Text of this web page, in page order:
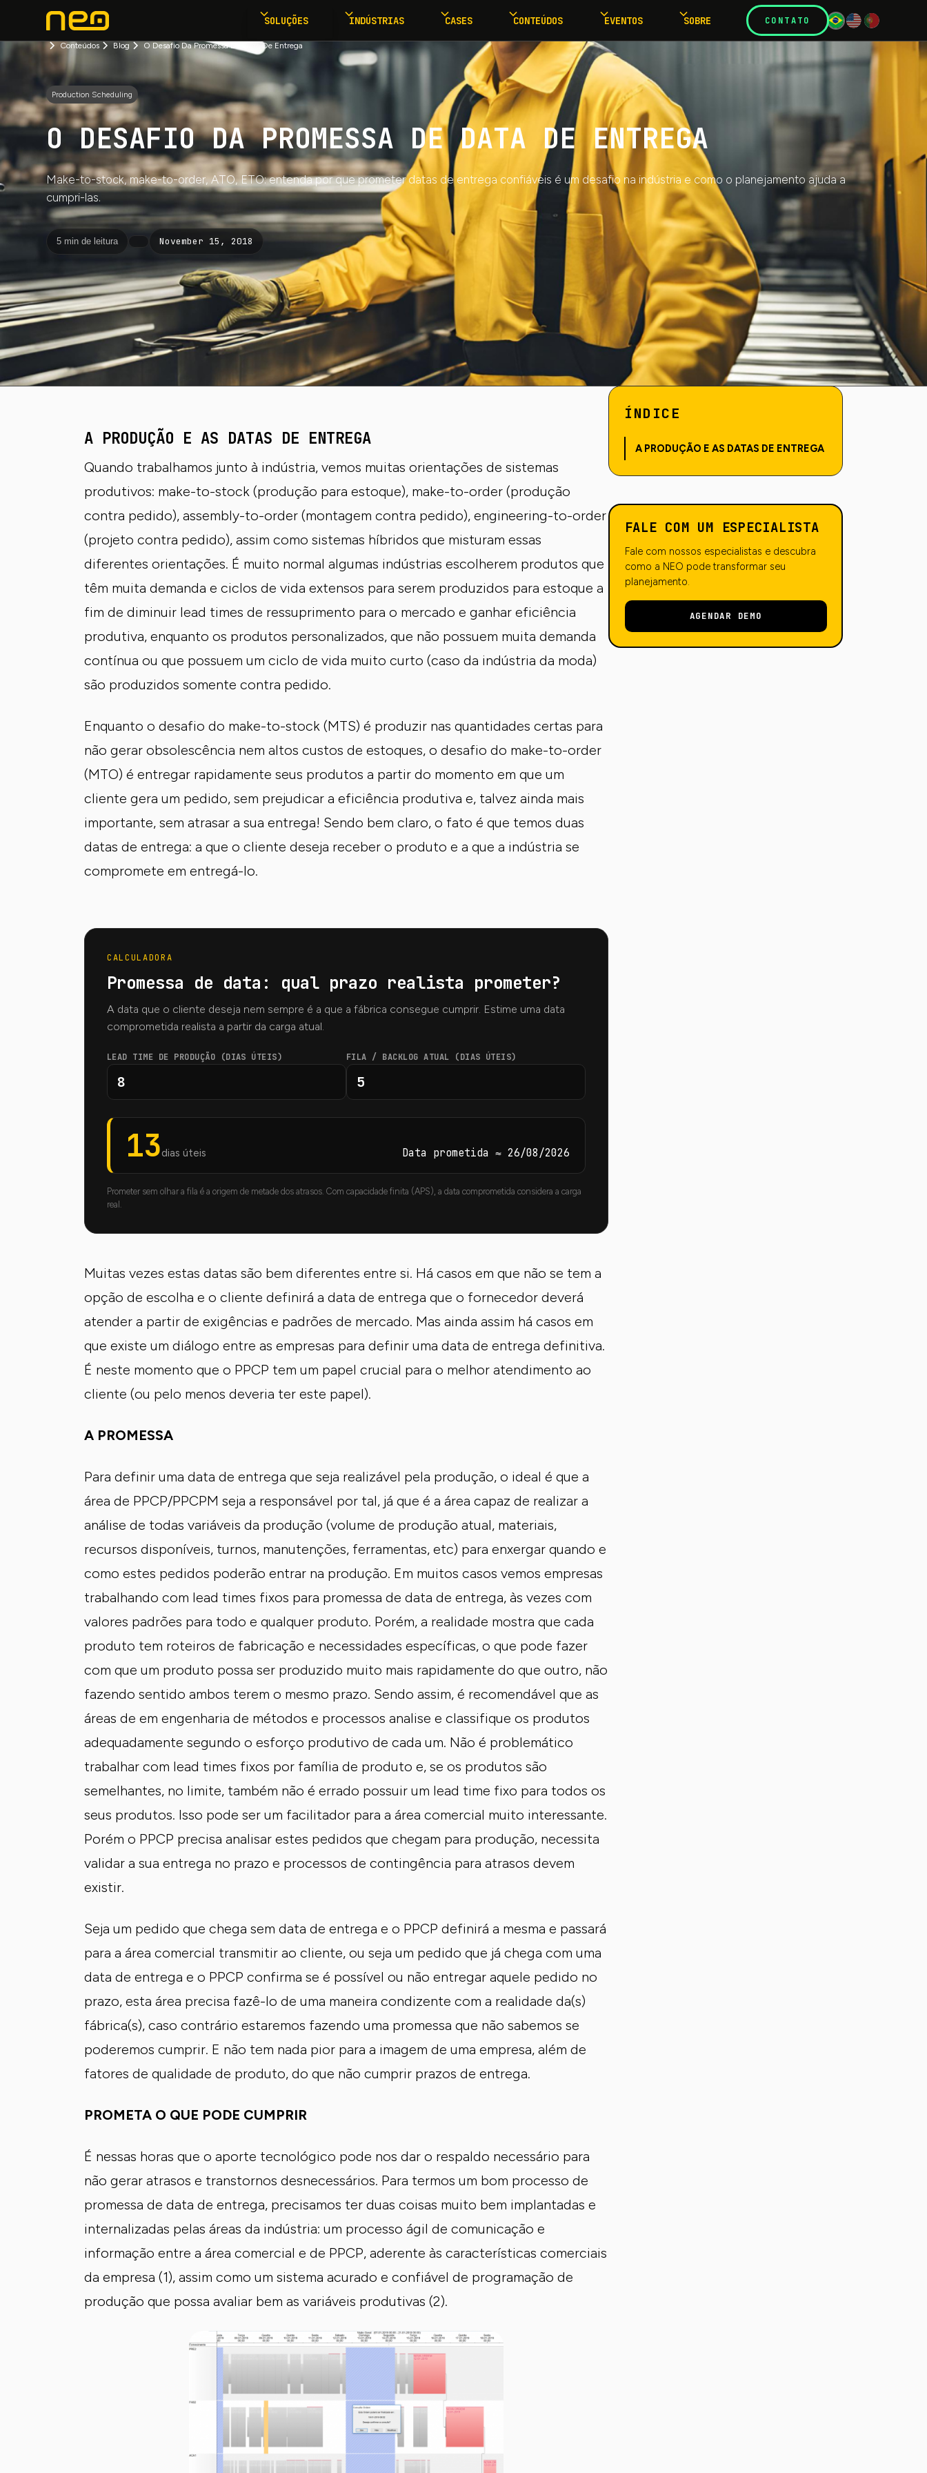
SOLUÇÕES INDÚSTRIAS CASES CONTEÚDOS EVENTOS SOBRE CONTATO
Conteúdos Blog O Desafio Da Promessa De Data De Entrega
Production Scheduling
O DESAFIO DA PROMESSA DE DATA DE ENTREGA
Make-to-stock, make-to-order, ATO, ETO: entenda por que prometer datas de entrega confiáveis é um desafio na indústria e como o planejamento ajuda a
cumpri-las.
5 min de leitura November 15, 2018
A PRODUÇÃO E AS DATAS DE ENTREGA
Quando trabalhamos junto à indústria, vemos muitas orientações de sistemas
produtivos: make-to-stock (produção para estoque), make-to-order (produção
contra pedido), assembly-to-order (montagem contra pedido), engineering-to-order
(projeto contra pedido), assim como sistemas híbridos que misturam essas
diferentes orientações. É muito normal algumas indústrias escolherem produtos que
têm muita demanda e ciclos de vida extensos para serem produzidos para estoque a
fim de diminuir lead times de ressuprimento para o mercado e ganhar eficiência
produtiva, enquanto os produtos personalizados, que não possuem muita demanda
contínua ou que possuem um ciclo de vida muito curto (caso da indústria da moda)
são produzidos somente contra pedido.
Enquanto o desafio do make-to-stock (MTS) é produzir nas quantidades certas para
não gerar obsolescência nem altos custos de estoques, o desafio do make-to-order
(MTO) é entregar rapidamente seus produtos a partir do momento em que um
cliente gera um pedido, sem prejudicar a eficiência produtiva e, talvez ainda mais
importante, sem atrasar a sua entrega! Sendo bem claro, o fato é que temos duas
datas de entrega: a que o cliente deseja receber o produto e a que a indústria se
compromete em entregá-lo.
CALCULADORA
Promessa de data: qual prazo realista prometer?
A data que o cliente deseja nem sempre é a que a fábrica consegue cumprir. Estime uma data
comprometida realista a partir da carga atual.
LEAD TIME DE PRODUÇÃO (DIAS ÚTEIS) FILA / BACKLOG ATUAL (DIAS ÚTEIS)
13dias úteis Data prometida ≈ 26/08/2026
Prometer sem olhar a fila é a origem de metade dos atrasos. Com capacidade finita (APS), a data comprometida considera a carga
real.
Muitas vezes estas datas são bem diferentes entre si. Há casos em que não se tem a
opção de escolha e o cliente definirá a data de entrega que o fornecedor deverá
atender a partir de exigências e padrões de mercado. Mas ainda assim há casos em
que existe um diálogo entre as empresas para definir uma data de entrega definitiva.
É neste momento que o PPCP tem um papel crucial para o melhor atendimento ao
cliente (ou pelo menos deveria ter este papel).
A PROMESSA
Para definir uma data de entrega que seja realizável pela produção, o ideal é que a
área de PPCP/PPCPM seja a responsável por tal, já que é a área capaz de realizar a
análise de todas variáveis da produção (volume de produção atual, materiais,
recursos disponíveis, turnos, manutenções, ferramentas, etc) para enxergar quando e
como estes pedidos poderão entrar na produção. Em muitos casos vemos empresas
trabalhando com lead times fixos para promessa de data de entrega, às vezes com
valores padrões para todo e qualquer produto. Porém, a realidade mostra que cada
produto tem roteiros de fabricação e necessidades específicas, o que pode fazer
com que um produto possa ser produzido muito mais rapidamente do que outro, não
fazendo sentido ambos terem o mesmo prazo. Sendo assim, é recomendável que as
áreas de em engenharia de métodos e processos analise e classifique os produtos
adequadamente segundo o esforço produtivo de cada um. Não é problemático
trabalhar com lead times fixos por família de produto e, se os produtos são
semelhantes, no limite, também não é errado possuir um lead time fixo para todos os
seus produtos. Isso pode ser um facilitador para a área comercial muito interessante.
Porém o PPCP precisa analisar estes pedidos que chegam para produção, necessita
validar a sua entrega no prazo e processos de contingência para atrasos devem
existir.
Seja um pedido que chega sem data de entrega e o PPCP definirá a mesma e passará
para a área comercial transmitir ao cliente, ou seja um pedido que já chega com uma
data de entrega e o PPCP confirma se é possível ou não entregar aquele pedido no
prazo, esta área precisa fazê-lo de uma maneira condizente com a realidade da(s)
fábrica(s), caso contrário estaremos fazendo uma promessa que não sabemos se
poderemos cumprir. E não tem nada pior para a imagem de uma empresa, além de
fatores de qualidade de produto, do que não cumprir prazos de entrega.
PROMETA O QUE PODE CUMPRIR
É nessas horas que o aporte tecnológico pode nos dar o respaldo necessário para
não gerar atrasos e transtornos desnecessários. Para termos um bom processo de
promessa de data de entrega, precisamos ter duas coisas muito bem implantadas e
internalizadas pelas áreas da indústria: um processo ágil de comunicação e
informação entre a área comercial e de PPCP, aderente às características comerciais
da empresa (1), assim como um sistema acurado e confiável de programação de
produção que possa avaliar bem as variáveis produtivas (2).
ÍNDICE
A PRODUÇÃO E AS DATAS DE ENTREGA
FALE COM UM ESPECIALISTA
Fale com nossos especialistas e descubra
como a NEO pode transformar seu
planejamento.
AGENDAR DEMO